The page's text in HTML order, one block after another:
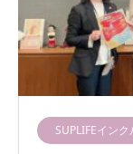
SUPLIFEイン